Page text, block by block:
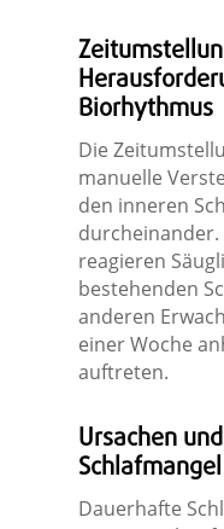
Biorhythmus
Die
manuelle
den inneren
reagieren
bestehenden
anderen
einer Woche
auftreten.
Ursachen
Schlafmangel
Dauerhafte